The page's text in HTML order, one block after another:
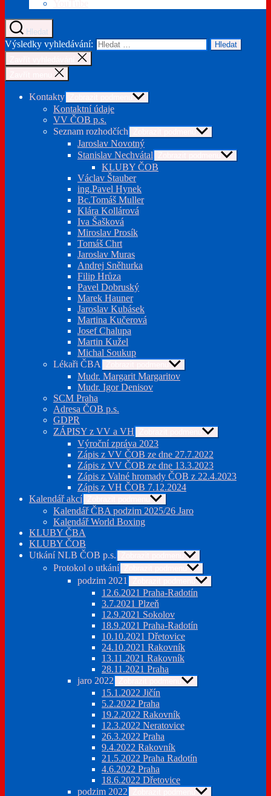
Hledat
Výsledky vyhledávání:
Kontakty
Kontaktní údaje
VV ČOB p.s.
Seznam rozhodčích
Jaroslav Novotný
Stanislav Nechvátal
KLUBY ČOB
Václav Štauber
ing.Pavel Hynek
Bc.Tomáš Muller
Klára Kollárová
Iva Šašková
Miroslav Prosík
Tomáš Chrt
Jaroslav Muras
Andrej Sněhurka
Filip Hrůza
Pavel Dobruský
Marek Hauner
Jaroslav Kubásek
Martina Kučerová
Josef Chalupa
Martin Kužel
Michal Soukup
Lékaři ČBA
Mudr. Margarit Margaritov
Mudr. Igor Denisov
SCM Praha
Adresa ČOB p.s.
GDPR
ZÁPISY z VV a VH
Výroční zpráva 2023
Zápis z VV ČOB ze dne 27.7.2022
Zápis z VV ČOB ze dne 13.3.2023
Zápis z Valné hromady ČOB z 22.4.2023
Zápis z VH ČOB 7.12.2024
Kalendář akcí
Kalendář ČBA podzim 2025/26 Jaro
Kalendář World Boxing
KLUBY ČBA
KLUBY ČOB
Utkání NLB ČOB p.s.
Protokol o utkání
podzim 2021
12.6.2021 Praha-Radotín
3.7.2021 Plzeň
12.9.2021 Sokolov
18.9.2021 Praha-Radotín
10.10.2021 Dřetovice
24.10.2021 Rakovník
13.11.2021 Rakovník
28.11.2021 Praha
jaro 2022
15.1.2022 Jičín
5.2.2022 Praha
19.2.2022 Rakovník
12.3.2022 Neratovice
26.3.2022 Praha
9.4.2022 Rakovník
21.5.2022 Praha Radotín
4.6.2022 Praha
18.6.2022 Dřetovice
podzim 2022